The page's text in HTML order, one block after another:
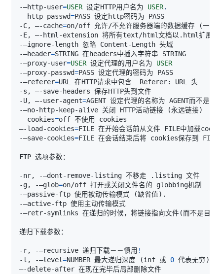
-–http-user=USER 设定HTTP用户名为 USER.
-–http-passwd=
-C, –-cache=on/off 允许/不允许服务器端的数据缓存 (一般
-–header=
-–proxy-user=USER 设定代理的用户名为 USER
-–proxy-passwd=
-–referer=
-U, –-user-agent=
-–no-http-keep-alive 关闭 HTTP活动链接
(永远链接)
–-cookies=
–-load-cookies=
-–save-cookies=
-g, -–glob=
-–passive-ftp 使用被动传输模式
(缺省值)
-–retr-symlinks 在递归的时候，将链接指向文件 (而不是目录
-r, -–recursive 递归下载－－慎用 !
-l, -–level=NUMBER 最大递归深度 (inf 或 0 代表无穷)